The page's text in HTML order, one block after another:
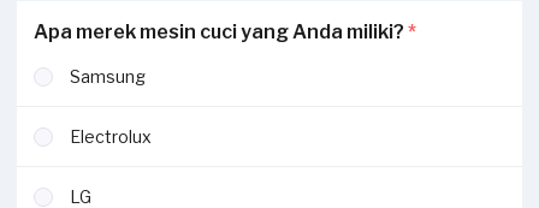
Apa merek mesin cuci yang Anda miliki? *
Samsung
Electrolux
LG